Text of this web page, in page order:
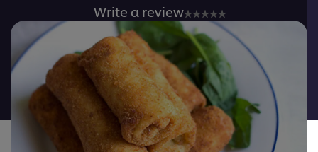
No
ratings
submitted
for
this
recipe
Write a review